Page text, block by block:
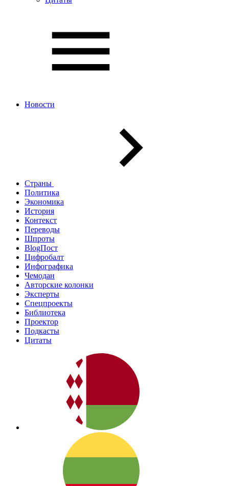
Новости
Страны
Политика
Экономика
История
Контекст
Переводы
Шпроты
BlogПост
Цифробалт
Инфографика
Чемодан
Авторские колонки
Эксперты
Спецпроекты
Библиотека
Проектор
Подкасты
Цитаты